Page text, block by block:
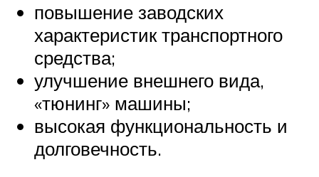
повышение заводских
характеристик транспортного
средства;
улучшение внешнего вида,
«тюнинг» машины;
высокая функциональность и
долговечность.